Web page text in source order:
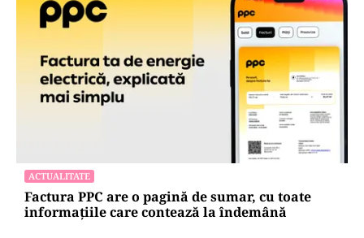
ACTUALITATE
Factura PPC are o pagină de sumar, cu toate
informațiile care contează la îndemână